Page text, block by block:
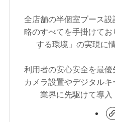
全店舗の半個室ブース
略のすべてを手掛けて
する環境」の実現に
利用者の安心安全を最
カメラ設置やデジタル
業界に先駆けて導入